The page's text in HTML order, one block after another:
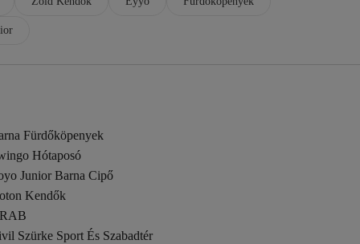
Fürdőköpenyek
Hótaposó
Junior Barna Cipő
Kendők
Szürke Sport És Szabadtér